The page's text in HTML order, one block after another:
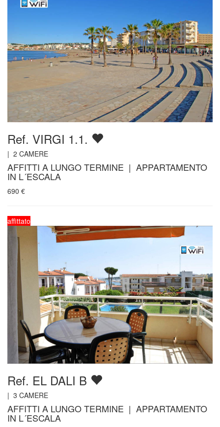
Ref. VIRGI 1.1.
| 2 CAMERE
AFFITTI A LUNGO TERMINE | APPARTAMENTO
IN L´ESCALA
690 €
affittato
Ref. EL DALI B
| 3 CAMERE
AFFITTI A LUNGO TERMINE | APPARTAMENTO
IN L´ESCALA